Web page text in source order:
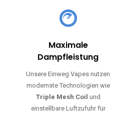
Maximale
Dampfleistung
Unsere Einweg Vapes nutzen
modernste Technologien wie
Triple Mesh Coil und
einstellbare Luftzufuhr für